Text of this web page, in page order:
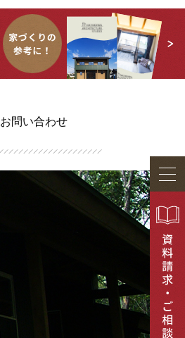
お問い合わせ